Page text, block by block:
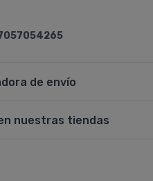
de envío
nuestras tiendas